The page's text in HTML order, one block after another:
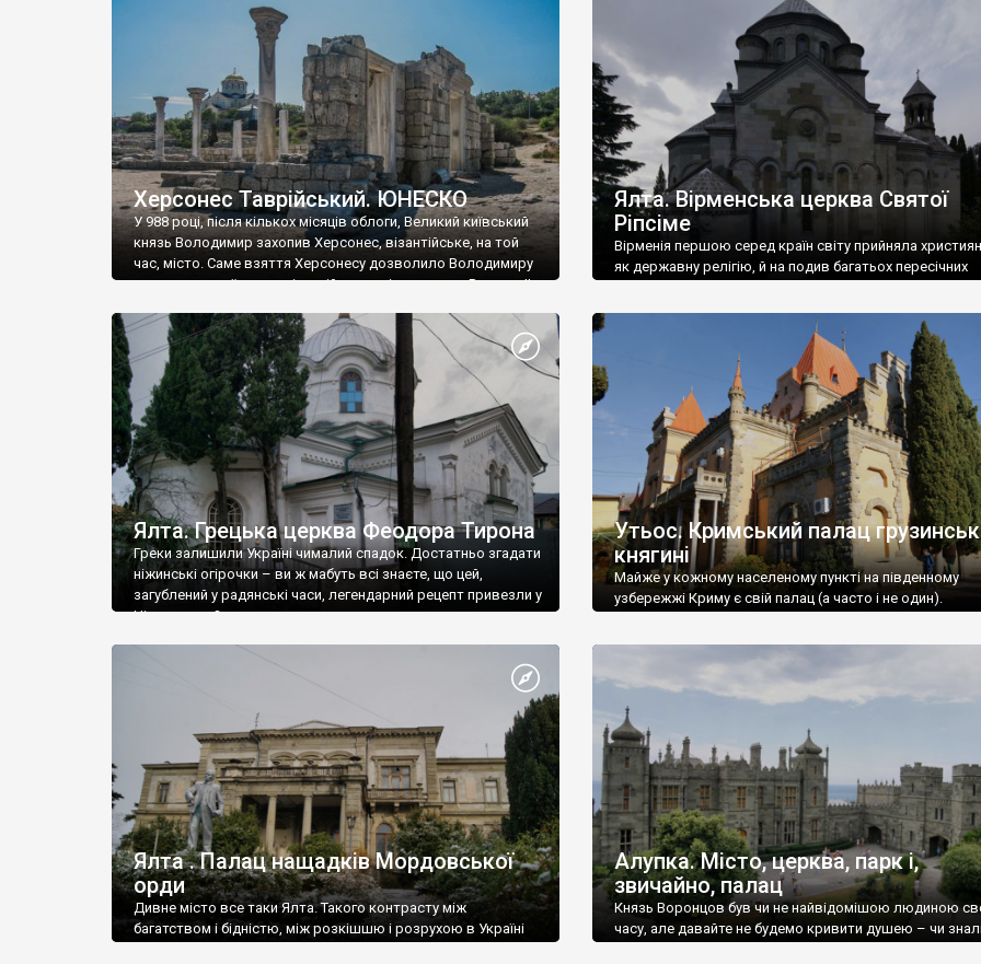
візантійської доби. Раритети викрадені з фондів об’єкту
культурної спадщини ЮНЕСКО «Херсонеса Таврійського».
Офіційно – на виставку «Золото Візантії», але експерти та
влада в Україні вважають це лише […]
називаються «повстяками» (postaki)…” “Вино. Крим
виробляє відмінне вино і його вдосталь: воно все
легке біле і дуже […]
Херсонес Таврійський. ЮНЕСКО
У 988 році, після кількох місяців облоги, Великий київський
князь Володимир захопив Херсонес, візантійське, на той
час, місто. Саме взяття Херсонесу дозволило Володимиру
диктувати свої умови візантійському імператору Василю ІІ,
Херсонесі Володимир-язичник, став Василем-
християнином. А потім було Хрещення Русі. На честь
Херсонесу Таврійського названо місто […]
Ялта. Вірменська церква Святої
Ріпсіме
Вірменія першою серед країн світу прийняла
як державну релігію, й на подив багатьох пересічних
Ялта. Грецька церква Феодора Тирона
Греки залишили Україні чималий спадок. Достатньо згадати
ніжинські огірочки – ви ж мабуть всі знаєте, що цей,
загублений у радянські часи, легендарний рецепт привезли у
Ніжин греки?
Утьос. Кримський палац
княгині
Майже у кожному населеному пункті на південному
узбережжі Криму є свій палац (а часто і не один).
Ялта . Палац нащадків Мордовської
орди
Дивне місто все таки Ялта. Такого контрасту між
багатством і бідністю, між розкішшю і розрухою в Україні
Алупка. Місто, церква, парк і,
звичайно, палац
Князь Воронцов був чи не найвідомішою людиною
часу, але давайте не будемо кривити душею – чи